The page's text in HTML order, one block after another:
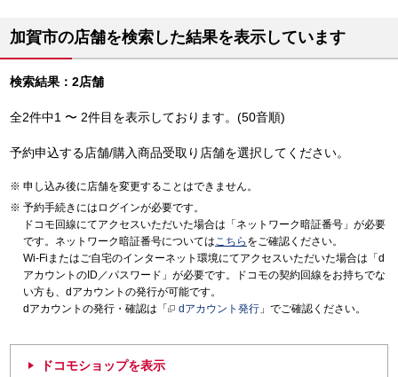
加賀市の店舗を検索した結果を表示しています
検索結果：2店舗
全2件中1 〜 2件目を表示しております。(50音順)
予約申込する店舗/購入商品受取り店舗を選択してください。
申し込み後に店舗を変更することはできません。
予約手続きにはログインが必要です。
ドコモ回線にてアクセスいただいた場合は「ネットワーク暗証番号」が必要
です。ネットワーク暗証番号についてはこちら をご確認ください。
Wi-Fiまたはご自宅のインターネット環境にてアクセスいただいた場合は「d
アカウントのID／パスワード」が必要です。ドコモの契約回線をお持ちでな
い方も、dアカウントの発行が可能です。
dアカウントの発行・確認は「
dアカウント発行 」でご確認ください。
ドコモショップを表示